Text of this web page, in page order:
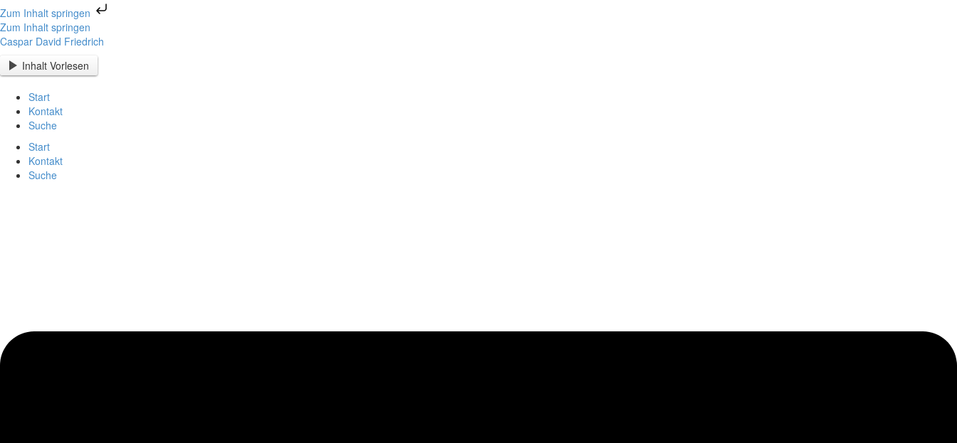
Zum Inhalt springen
Zum Inhalt springen
Caspar David Friedrich
Inhalt Vorlesen
Start
Kontakt
Suche
Start
Kontakt
Suche